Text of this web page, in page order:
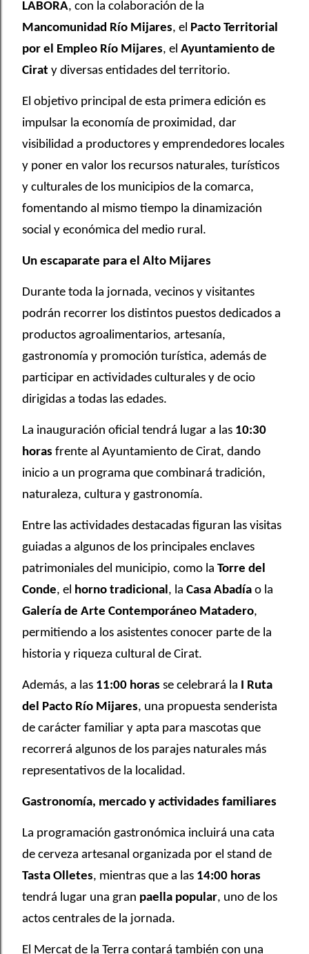
LABORA, con la colaboración de la
Mancomunidad Río Mijares, el Pacto Territorial
por el Empleo Río Mijares, el Ayuntamiento de
Cirat y diversas entidades del territorio.
El objetivo principal de esta primera edición es
impulsar la economía de proximidad, dar
visibilidad a productores y emprendedores locales
y poner en valor los recursos naturales, turísticos
y culturales de los municipios de la comarca,
fomentando al mismo tiempo la dinamización
social y económica del medio rural.
Un escaparate para el Alto Mijares
Durante toda la jornada, vecinos y visitantes
podrán recorrer los distintos puestos dedicados a
productos agroalimentarios, artesanía,
gastronomía y promoción turística, además de
participar en actividades culturales y de ocio
dirigidas a todas las edades.
La inauguración oficial tendrá lugar a las 10:30
horas frente al Ayuntamiento de Cirat, dando
inicio a un programa que combinará tradición,
naturaleza, cultura y gastronomía.
Entre las actividades destacadas figuran las visitas
guiadas a algunos de los principales enclaves
patrimoniales del municipio, como la Torre del
Conde, el horno tradicional , la Casa Abadía o la
Galería de Arte Contemporáneo Matadero,
permitiendo a los asistentes conocer parte de la
historia y riqueza cultural de Cirat.
Además, a las 11:00 horas se celebrará la
I Ruta
del Pacto Río Mijares, una propuesta senderista
de carácter familiar y apta para mascotas que
recorrerá algunos de los parajes naturales más
representativos de la localidad.
Gastronomía, mercado y actividades familiares
La programación gastronómica incluirá una cata
de cerveza artesanal organizada por el stand de
Tasta Olletes, mientras que a las 14:00 horas
tendrá lugar una gran paella popular, uno de los
actos centrales de la jornada.
El Mercat de la Terra contará también con una